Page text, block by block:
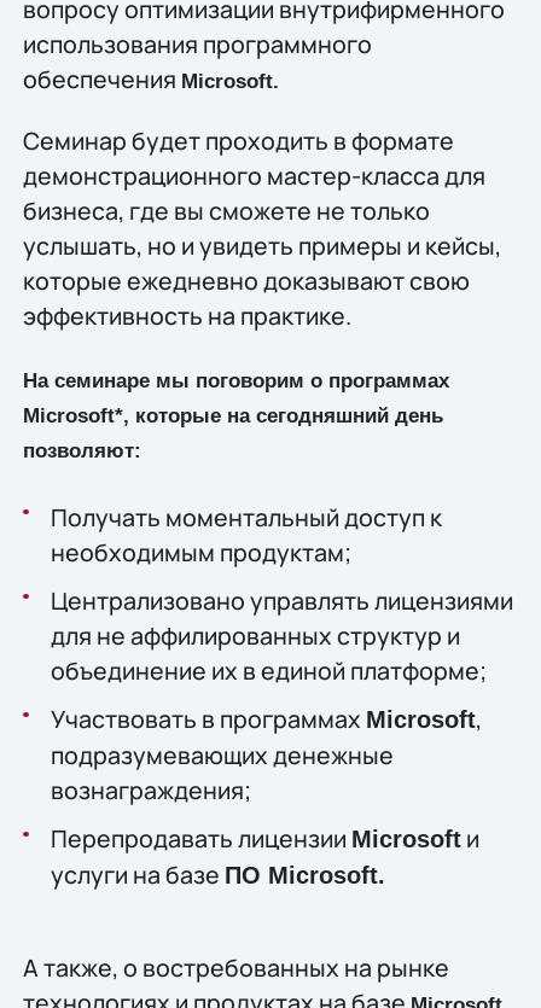
вопросу оптимизации внутрифирменного
использования программного
обеспечения Microsoft.
Семинар будет проходить в формате
демонстрационного мастер-класса для
бизнеса, где вы сможете не только
услышать, но и увидеть примеры и кейсы,
которые ежедневно доказывают свою
эффективность на практике.
На семинаре мы поговорим о программах
Microsoft*, которые на сегодняшний день
позволяют:
Получать моментальный доступ к
необходимым продуктам;
Централизовано управлять лицензиями
для не аффилированных структур и
объединение их в единой платформе;
Участвовать в программах Microsoft,
подразумевающих денежные
вознаграждения;
Перепродавать лицензии Microsoftи
услуги на базе ПО Microsoft.
А также, о востребованных на рынке